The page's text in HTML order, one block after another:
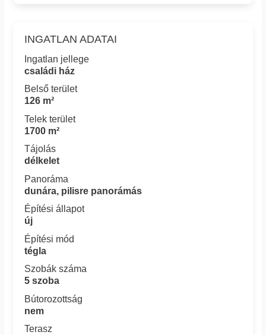
INGATLAN ADATAI
Ingatlan jellege
családi ház
Belső terület
126 m²
Telek terület
1700 m²
Tájolás
délkelet
Panoráma
dunára, pilisre panorámás
Építési állapot
új
Építési mód
tégla
Szobák száma
5 szoba
Bútorozottság
nem
Terasz